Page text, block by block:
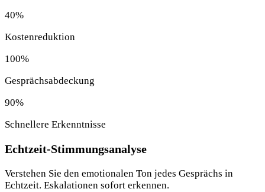
40%
Kostenreduktion
100%
Gesprächsabdeckung
90%
Schnellere Erkenntnisse
Echtzeit-Stimmungsanalyse
Verstehen Sie den emotionalen Ton jedes Gesprächs in
Echtzeit. Eskalationen sofort erkennen.